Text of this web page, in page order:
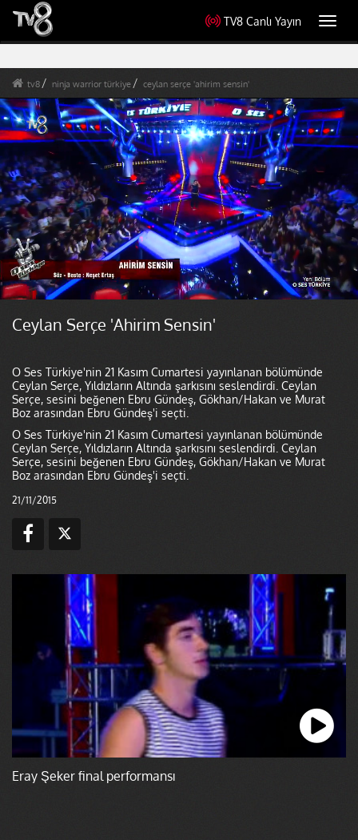
TV8 Canlı Yayın
tv8 ninja warrior türkiye ceylan serçe 'ahirim sensin'
Ceylan Serçe 'Ahirim Sensin'
O Ses Türkiye'nin 21 Kasım Cumartesi yayınlanan bölümünde
Ceylan Serçe, Yıldızların Altında şarkısını seslendirdi. Ceylan
Serçe, sesini beğenen Ebru Gündeş, Gökhan/Hakan ve Murat
Boz arasından Ebru Gündeş'i seçti.
O Ses Türkiye'nin 21 Kasım Cumartesi yayınlanan bölümünde
Ceylan Serçe, Yıldızların Altında şarkısını seslendirdi. Ceylan
Serçe, sesini beğenen Ebru Gündeş, Gökhan/Hakan ve Murat
Boz arasından Ebru Gündeş'i seçti.
21/11/2015
Eray Şeker final performansı